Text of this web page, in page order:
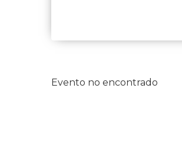
Evento no encontrado